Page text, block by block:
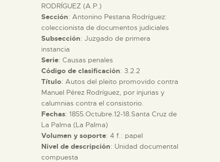
█
EL MUSEO
COLECCIONES
DIDÁCTICA
ESPAÑOL
RODRÍGUEZ (A.P.)
Sección: Antonino Pestana Rodríguez:
coleccionista de documentos judiciales
Subsección: Juzgado de primera
instancia
Serie: Causas penales
Código de clasificación: 3.2.2
Título: Autos del pleito promovido contra
Manuel Pérez Rodríguez, por injurias y
calumnias contra el consistorio.
Fechas: 1855.Octubre.12-18.Santa Cruz de
La Palma (La Palma)
Volumen y soporte: 4 f.: papel
Nivel de descripción: Unidad documental
compuesta